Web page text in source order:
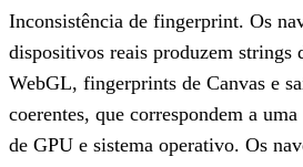
Inconsistência de fingerprint. Os
dispositivos reais produzem strings
WebGL, fingerprints de Canvas e
coerentes, que correspondem a
de GPU e sistema operativo. Os